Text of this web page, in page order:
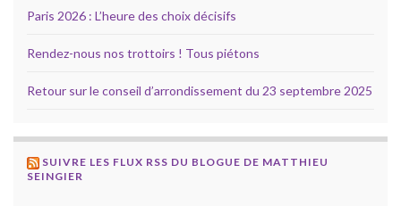
Paris 2026 : L’heure des choix décisifs
Rendez-nous nos trottoirs ! Tous piétons
Retour sur le conseil d’arrondissement du 23 septembre 2025
SUIVRE LES FLUX RSS DU BLOGUE DE MATTHIEU
SEINGIER